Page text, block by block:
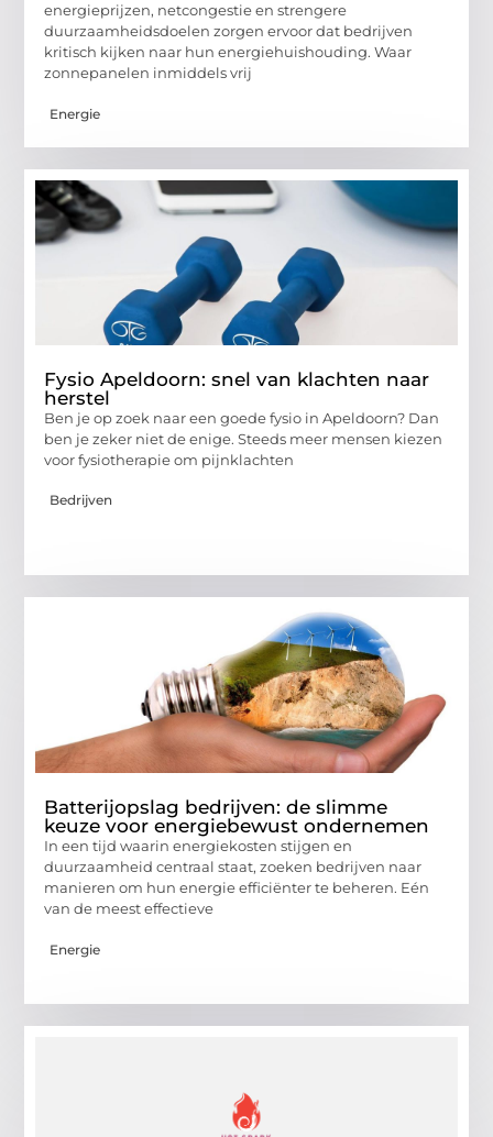
energieprijzen, netcongestie en strengere
duurzaamheidsdoelen zorgen ervoor dat bedrijven
kritisch kijken naar hun energiehuishouding. Waar
zonnepanelen inmiddels vrij
Energie
Fysio Apeldoorn: snel van klachten naar
herstel
Ben je op zoek naar een goede fysio in Apeldoorn? Dan
ben je zeker niet de enige. Steeds meer mensen kiezen
voor fysiotherapie om pijnklachten
Bedrijven
Batterijopslag bedrijven: de slimme
keuze voor energiebewust ondernemen
In een tijd waarin energiekosten stijgen en
duurzaamheid centraal staat, zoeken bedrijven naar
manieren om hun energie efficiënter te beheren. Eén
van de meest effectieve
Energie